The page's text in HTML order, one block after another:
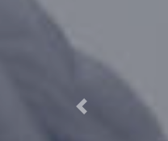
Previous